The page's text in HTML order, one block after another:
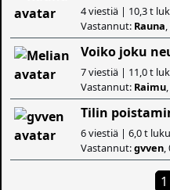
4 viestiä | 10,3 t
Vastannut: Rauna
Voiko joku
7 viestiä | 11,0 t
Vastannut: Raimu
Tilin
6 viestiä | 6,0 t
Vastannut:gvven,
1